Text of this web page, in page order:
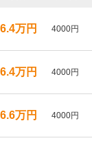
6.4万円 4000円
6.4万円 4000円
6.6万円 4000円